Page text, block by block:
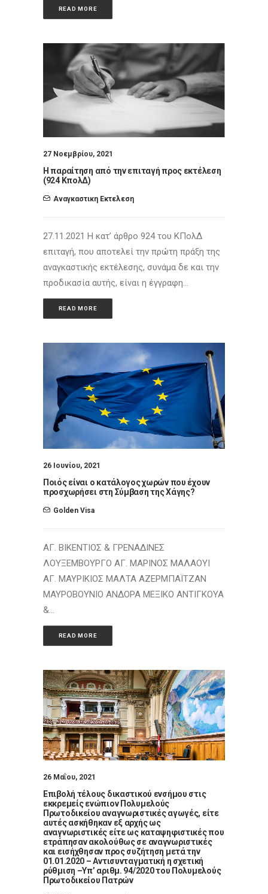
READ MORE
27 Νοεμβρίου, 2021
Η παραίτηση από την επιταγή προς εκτέλεση
(924 ΚπολΔ)
Αναγκαστικη Εκτελεση
27.11.2021 Η κατ’ άρθρο 924 του ΚΠολΔ
επιταγή, που αποτελεί την πρώτη πράξη της
αναγκαστικής εκτέλεσης, συνάμα δε και την
προδικασία αυτής, είναι η έγγραφη…
READ MORE
26 Ιουνίου, 2021
Ποιός είναι ο κατάλογος χωρών που έχουν
προσχωρήσει στη Σύμβαση της Χάγης?
Golden Visa
ΑΓ. ΒΙΚΕΝΤΙΟΣ & ΓΡΕΝΑΔΙΝΕΣ
ΛΟΥΞΕΜΒΟΥΡΓΟ ΑΓ. ΜΑΡΙΝΟΣ ΜΑΛΑΟΥΙ
ΑΓ. ΜΑΥΡΙΚΙΟΣ ΜΑΛΤΑ ΑΖΕΡΜΠΑΪΤΖΑΝ
ΜΑΥΡΟΒΟΥΝΙΟ ΑΝΔΟΡΑ ΜΕΞΙΚΟ ΑΝΤΙΓΚΟΥΑ
&…
READ MORE
26 Μαΐου, 2021
Επιβολή τέλους δικαστικού ενσήμου στις
εκκρεμείς ενώπιον Πολυμελούς
Πρωτοδικείου αναγνωριστικές αγωγές, είτε
αυτές ασκήθηκαν εξ αρχής ως
αναγνωριστικές είτε ως καταψηφιστικές που
ετράπησαν ακολούθως σε αναγνωριστικές
και εισήχθησαν προς συζήτηση μετά την
01.01.2020 – Αντισυνταγματική η σχετική
ρύθμιση –Yπ’ αριθμ. 94/2020 του Πολυμελούς
Πρωτοδικείου Πατρών